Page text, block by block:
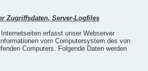
Zugriffsdaten, Server-Logfiles
erfasst unser Webserver
vom Computersystem des von
Computers. Folgende Daten werden